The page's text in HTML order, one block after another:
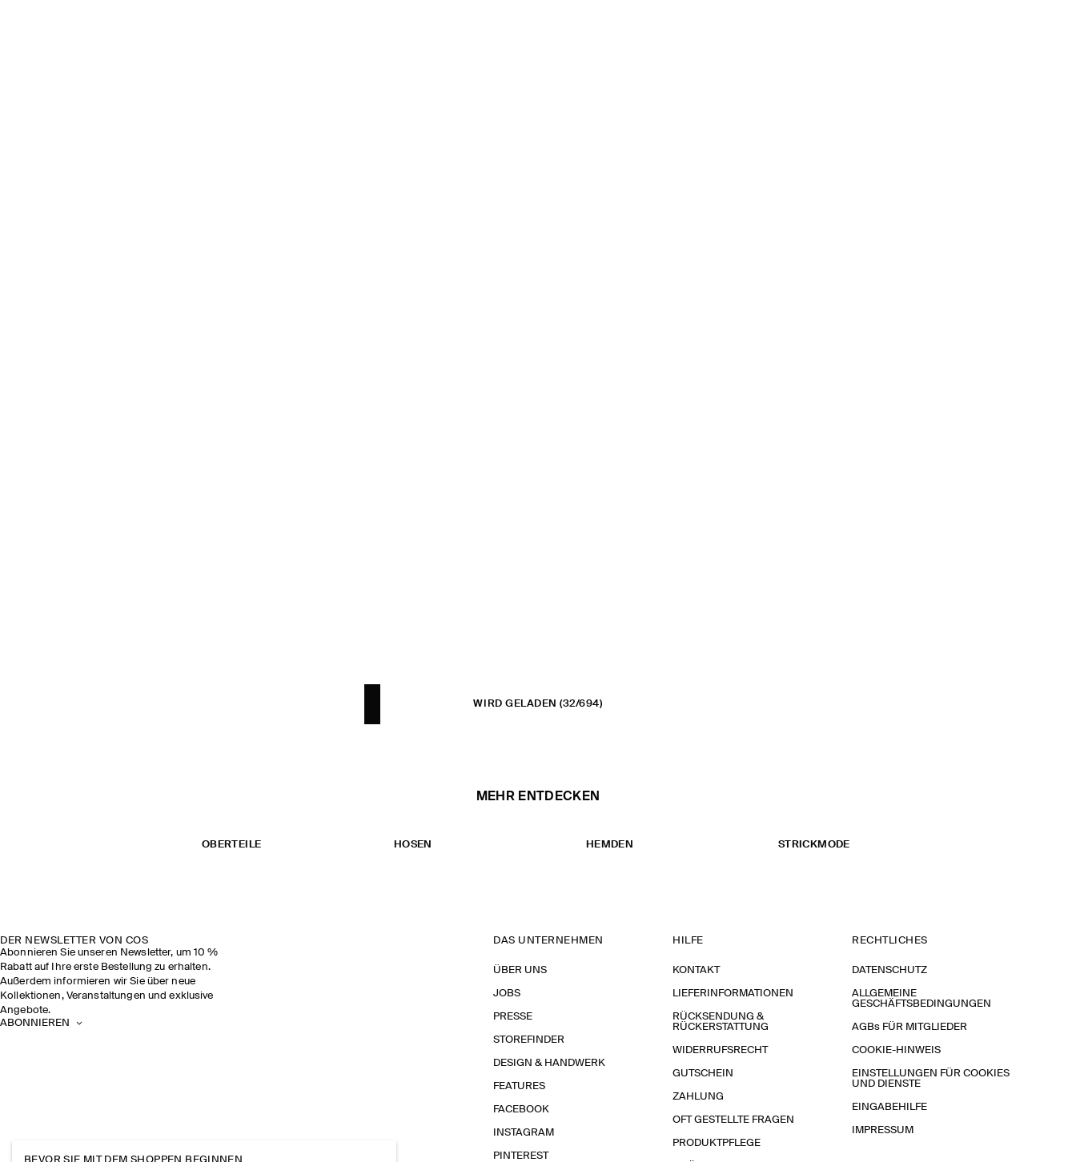
WIRD GELADEN (32/694)
MEHR ENTDECKEN
OBERTEILE HOSEN HEMDEN STRICKMODE
DER NEWSLETTER VON COS
Abonnieren Sie unseren Newsletter, um 10 %
Rabatt auf Ihre erste Bestellung zu erhalten.
Außerdem informieren wir Sie über neue
Kollektionen, Veranstaltungen und exklusive
Angebote.
ABONNIEREN
DAS UNTERNEHMEN
ÜBER UNS
JOBS
PRESSE
STOREFINDER
DESIGN & HANDWERK
FEATURES
FACEBOOK
INSTAGRAM
PINTEREST
HILFE
KONTAKT
LIEFERINFORMATIONEN
RÜCKSENDUNG &
RÜCKERSTATTUNG
WIDERRUFSRECHT
GUTSCHEIN
ZAHLUNG
OFT GESTELLTE FRAGEN
PRODUKTPFLEGE
RECHTLICHES
DATENSCHUTZ
ALLGEMEINE
GESCHÄFTSBEDINGUNGEN
AGBs FÜR MITGLIEDER
COOKIE-HINWEIS
EINSTELLUNGEN FÜR COOKIES
UND DIENSTE
EINGABEHILFE
IMPRESSUM
BEVOR SIE MIT DEM SHOPPEN BEGINNEN